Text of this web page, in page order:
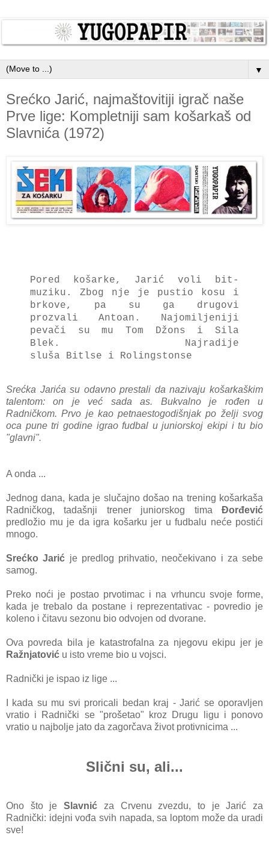
▼
Srećko Jarić, najmaštovitiji igrač naše
Prve lige: Kompletniji sam košarkaš od
Slavnića (1972)
Pored košarke, Jarić voli bit-
muziku. Zbog nje je pustio kosu i
brkove, pa su ga drugovi
prozvali Antoan. Najomiljeniji
pevači su mu Tom Džons i Sila
Blek. Najradije
sluša Bitlse i Rolingstonse
Srećka Jarića su odavno prestali da nazivaju košarkaškim
talentom: on je već sada as. Bukvalno je rođen u
Radničkom. Prvo je kao petnaestogodišnjak po želji svog
oca pune tri godine igrao fudbal u juniorskoj ekipi i tu bio
"glavni".
A onda ...
Jednog dana, kada je slučajno došao na trening košarkaša
Radničkog, tadašnji trener juniorskog tima Đorđević
predložio mu je da igra košarku jer u fudbalu neće postići
mnogo.
Srećko Jarić je predlog prihvatio, neočekivano i za sebe
samog.
Preko noći je postao prvotimac i na vrhuncu svoje forme,
kada je trebalo da postane i reprezentativac - povredio je
koleno i čitavu sezonu bio odvojen od dvorane.
Ova povreda bila je katastrofalna za njegovu ekipu jer je
Ražnjatović u isto vreme bio u vojsci.
Radnički je ispao iz lige ...
I kada su mu svi proricali bedan kraj - Jarić se oporavljen
vratio i Radnički se "prošetao" kroz Drugu ligu i ponovo
vratio u najbolje jato da zagorčava život protivnicima ...
Slični su, ali...
Ono što jeSlavnić za Crvenu zvezdu, to je Jarić za
Radnički: idejni vođa svih napada, sa loptom može da uradi
sve!